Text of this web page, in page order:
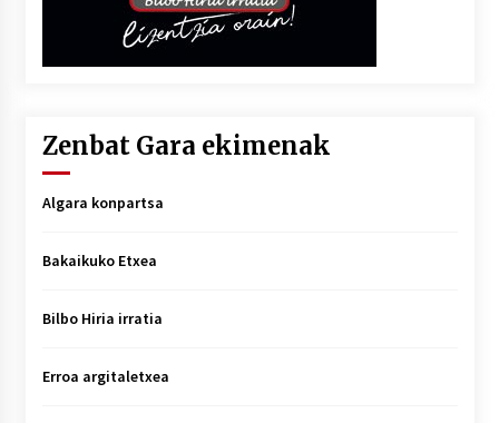
Zenbat Gara ekimenak
Algara konpartsa
Bakaikuko Etxea
Bilbo Hiria irratia
Erroa argitaletxea